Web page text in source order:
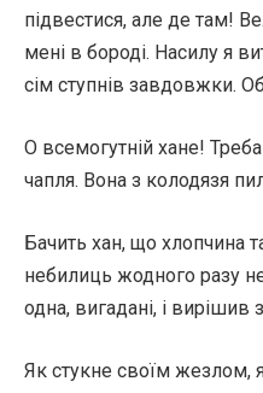
підвестися, але де там!
мені в бороді. Насилу я
сім ступнів завдовжки.
О всемогутній хане!
чапля. Вона з колодязя
Бачить хан, що хлопчина
небилиць жодного разу
одна, вигадані, і вирішив
Як стукне своїм жезлом,